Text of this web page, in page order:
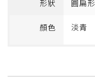
形狀 圓扁形
顏色 淡青